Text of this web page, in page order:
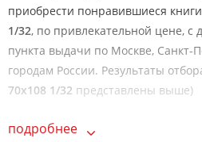
приобрести понравившиеся книги
1/32, по привлекательной цене, с
пункта выдачи по Москве, Санкт-
городам России. Результаты
70х108 1/32 представлены выше)
подробнее